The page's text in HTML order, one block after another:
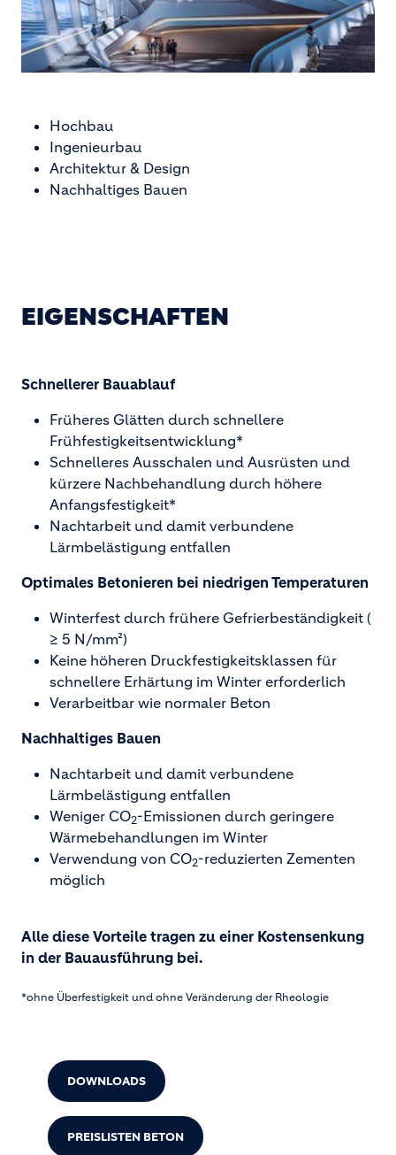
Hochbau
Ingenieurbau
Architektur & Design
Nachhaltiges Bauen
EIGENSCHAFTEN
Schnellerer Bauablauf
Früheres Glätten durch schnellere
Frühfestigkeitsentwicklung*
Schnelleres Ausschalen und Ausrüsten und
kürzere Nachbehandlung durch höhere
Anfangsfestigkeit*
Nachtarbeit und damit verbundene
Lärmbelästigung entfallen
Optimales Betonieren bei niedrigen Temperaturen
Winterfest durch frühere Gefrierbeständigkeit (
≥ 5 N/mm²)
Keine höheren Druckfestigkeitsklassen für
schnellere Erhärtung im Winter erforderlich
Verarbeitbar wie normaler Beton
Nachhaltiges Bauen
Nachtarbeit und damit verbundene
Lärmbelästigung entfallen
Weniger CO2-Emissionen durch geringere
Wärmebehandlungen im Winter
Verwendung von CO2-reduzierten Zementen
möglich
Alle diese Vorteile tragen zu einer Kostensenkung
in der Bauausführung bei.
*ohne Überfestigkeit und ohne Veränderung der Rheologie
DOWNLOADS
PREISLISTEN BETON